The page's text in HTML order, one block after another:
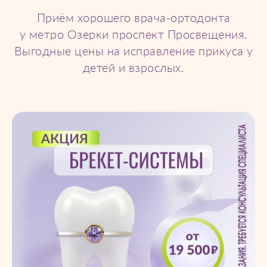
Приём хорошего врача-ортодонта
у метро Озерки проспект Просвещения.
Выгодные цены на исправление прикуса у
детей и взрослых.